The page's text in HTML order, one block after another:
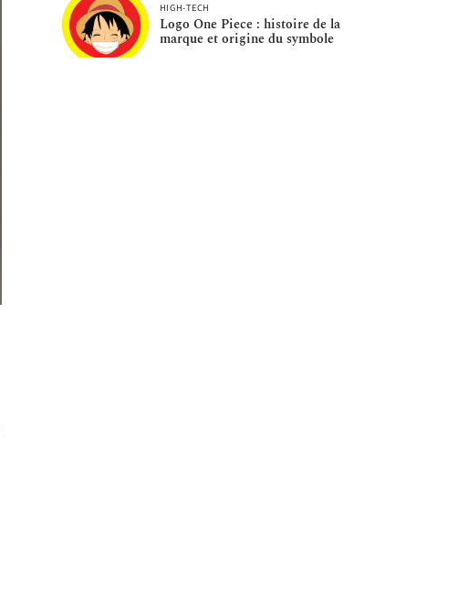
HIGH-TECH
Logo One Piece : histoire de la
marque et origine du symbole